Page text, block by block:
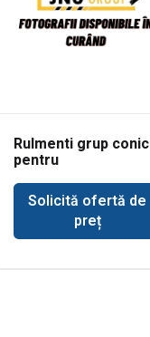
Rulmenti grup conic
pentru
Volvo BL71
Solicită ofertă de
preț